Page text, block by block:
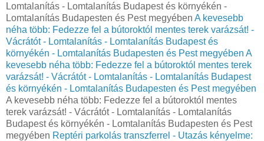
Lomtalanítás - Lomtalanítás Budapest és környékén -
Lomtalanítás Budapesten és Pest megyében A kevesebb
néha több: Fedezze fel a bútoroktól mentes terek varázsát! -
Vácrátót - Lomtalanítás - Lomtalanítás Budapest és
környékén - Lomtalanítás Budapesten és Pest megyében A
kevesebb néha több: Fedezze fel a bútoroktól mentes terek
varázsát! - Vácrátót - Lomtalanítás - Lomtalanítás Budapest
és környékén - Lomtalanítás Budapesten és Pest megyében
A kevesebb néha több: Fedezze fel a bútoroktól mentes
terek varázsát! - Vácrátót - Lomtalanítás - Lomtalanítás
Budapest és környékén - Lomtalanítás Budapesten és Pest
megyében Reptéri parkolás transzferrel - Utazás kényelme: